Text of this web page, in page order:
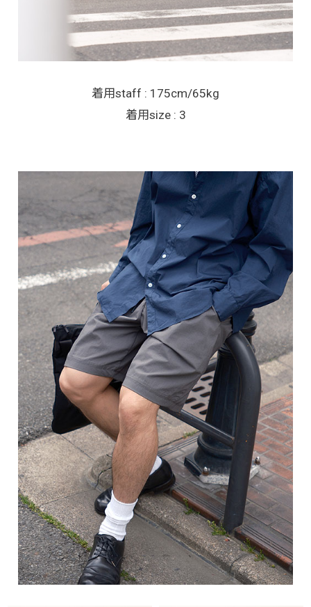
着用staff : 175cm/65kg
着用size : 3